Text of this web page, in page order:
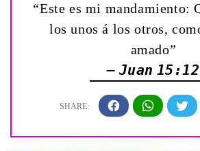
“Este es mi mandamiento:
los unos á los otros,
amado”
— Juan 15:12